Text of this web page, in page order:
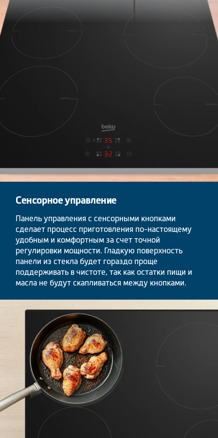
Сенсорное управление
Панель управления с сенсорными кнопками
сделает процесс приготовления по-настоящему
удобным и комфортным за счет точной
регулировки мощности. Гладкую поверхность
панели из стекла будет гораздо проще
поддерживать в чистоте, так как остатки пищи и
масла не будут скапливаться между кнопками.